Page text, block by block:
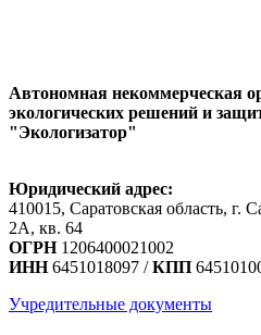
Автономная некоммерческая
экологических решений и
"Экологизатор"
Юридический адрес:
410015, Саратовская область, г.
2А, кв. 64
ОГРН1206400021002
ИНН6451018097 /КПП
Учредительные документы